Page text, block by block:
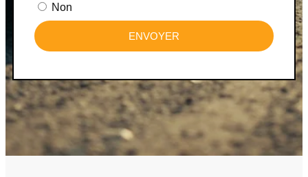
Non
ENVOYER